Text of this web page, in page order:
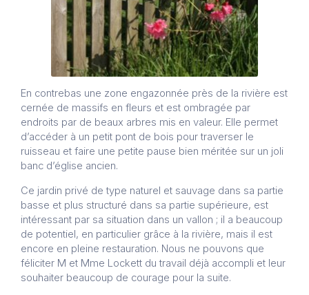
En contrebas une zone engazonnée près de la rivière est
cernée de massifs en fleurs et est ombragée par
endroits par de beaux arbres mis en valeur. Elle permet
d’accéder à un petit pont de bois pour traverser le
ruisseau et faire une petite pause bien méritée sur un joli
banc d’église ancien.
Ce jardin privé de type naturel et sauvage dans sa partie
basse et plus structuré dans sa partie supérieure, est
intéressant par sa situation dans un vallon ; il a beaucoup
de potentiel, en particulier grâce à la rivière, mais il est
encore en pleine restauration. Nous ne pouvons que
féliciter M et Mme Lockett du travail déjà accompli et leur
souhaiter beaucoup de courage pour la suite.